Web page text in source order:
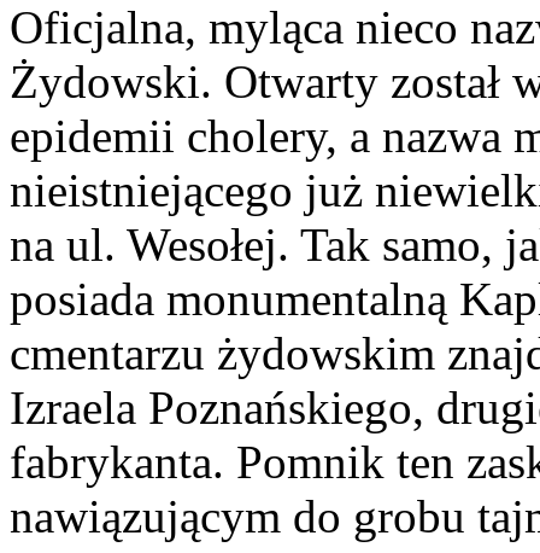
Oficjalna, myląca nieco
Żydowski. Otwarty został
epidemii cholery, a nazwa
nieistniejącego już
na ul. Wesołej. Tak samo,
posiada monumentalną
cmentarzu żydowskim
Izraela Poznańskiego,
fabrykanta. Pomnik ten
nawiązującym do grobu